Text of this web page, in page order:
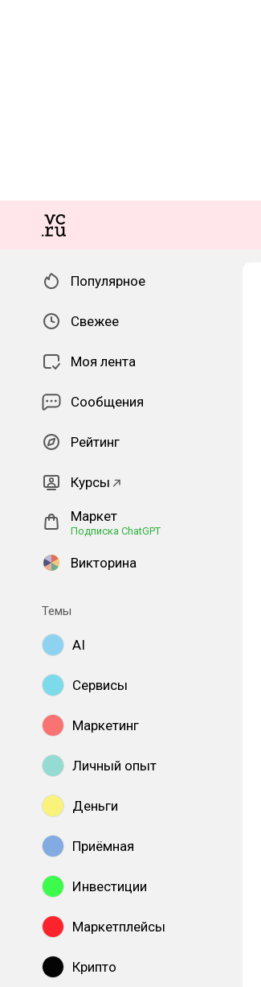
Популярное
Свежее
Моя лента
Сообщения
Рейтинг
Курсы
Маркет
Подписка ChatGPT
Викторина
Темы
AI
Сервисы
Маркетинг
Личный опыт
Деньги
Приёмная
Инвестиции
Маркетплейсы
Крипто